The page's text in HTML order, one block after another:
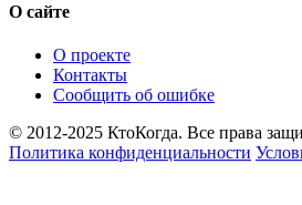
О сайте
О проекте
Контакты
Сообщить об ошибке
© 2012-2025 КтоКогда. Все права
Политика конфиденциальности